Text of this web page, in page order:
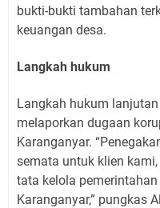
bukti-bukti tambahan
keuangan desa.
Langkah hukum
Langkah hukum
melaporkan dugaan
Karanganyar.
semata untuk klien
tata kelola
Karanganyar,” pungkas